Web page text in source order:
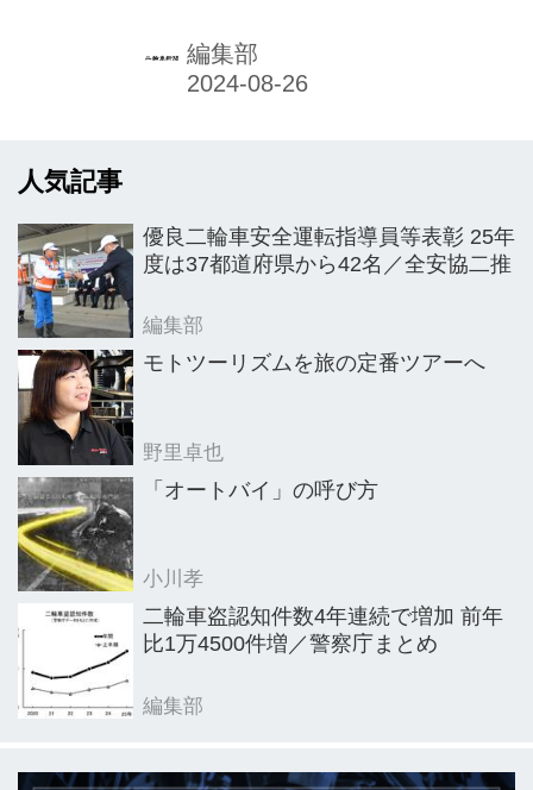
車安全運転指導員等を称える「優良二
輪車安全運転指導員等表彰」の2023年
編集部
人気記事
優良二輪車安全運転指導員等表彰 25年
度は37都道府県から42名／全安協二推
編集部
モトツーリズムを旅の定番ツアーへ
野里卓也
「オートバイ」の呼び方
小川孝
二輪車盗認知件数4年連続で増加 前年
比1万4500件増／警察庁まとめ
編集部